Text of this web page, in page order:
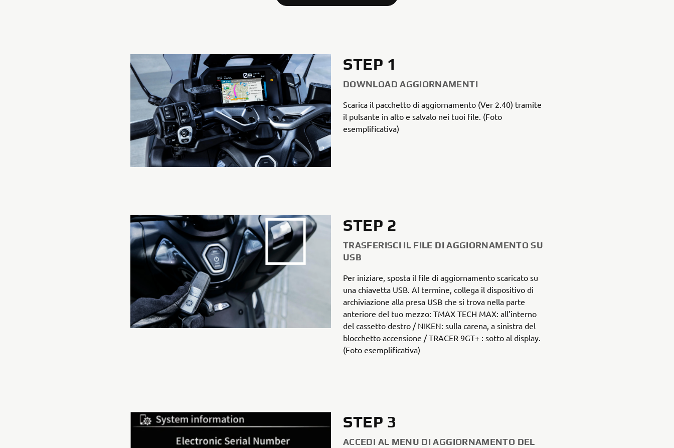
STEP 1
DOWNLOAD AGGIORNAMENTI
Scarica il pacchetto di aggiornamento (Ver 2.40) tramite
il pulsante in alto e salvalo nei tuoi file. (Foto
esemplificativa)
STEP 2
TRASFERISCI IL FILE DI AGGIORNAMENTO SU
USB
Per iniziare, sposta il file di aggiornamento scaricato su
una chiavetta USB. Al termine, collega il dispositivo di
archiviazione alla presa USB che si trova nella parte
anteriore del tuo mezzo: TMAX TECH MAX: all’interno
del cassetto destro / NIKEN: sulla carena, a sinistra del
blocchetto accensione / TRACER 9GT+ : sotto al display.
(Foto esemplificativa)
STEP 3
ACCEDI AL MENU DI AGGIORNAMENTO DEL